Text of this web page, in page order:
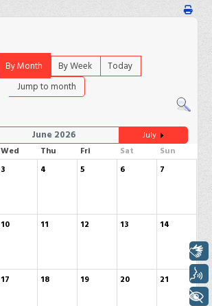
By Month By Week
Today
Jump to month
June 2026
July
Wed Thu Fri Sat
Sun
3 4 5 6 7
10 11 12 13 14
17 18 19 20 21
Voz